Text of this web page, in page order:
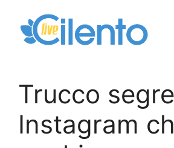
contenuto
Trucco
Instagram